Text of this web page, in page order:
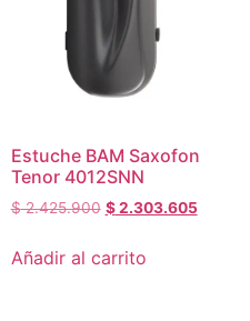
Estuche BAM Saxofon
Tenor 4012SNN
$2.425.900 $2.303.605
Añadir al carrito